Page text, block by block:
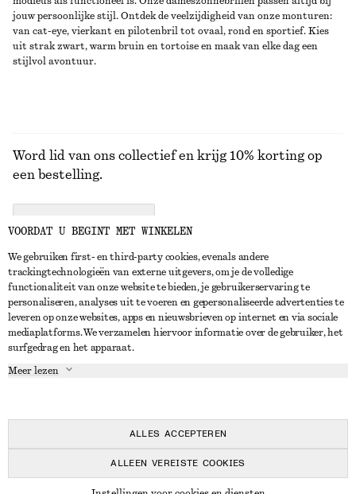
jouw persoonlijke stijl. Ontdek de veelzijdigheid van onze monturen:
van cat-eye, vierkant en pilotenbril tot ovaal, rond en sportief. Kies
uit strak zwart, warm bruin en tortoise en maak van elke dag een
stijlvol avontuur.
NEEM CONTACT OP
Neem contact met ons op
Store locator
Partners
Instagram
KLANTENSERVICE
Maatgids
OVER ONS
In de maak
Word lid van ons collectief en krijg 10% korting op
een bestelling.
© 2026 & OTHER STORIES
VOORDAT U BEGINT MET WINKELEN
We gebruiken first- en third-party cookies, evenals andere
trackingtechnologieën van externe uitgevers, om je de volledige
functionaliteit van onze website te bieden, je gebruikerservaring te
personaliseren, analyses uit te voeren en gepersonaliseerde advertenties te
leveren op onze websites, apps en nieuwsbrieven op internet en via sociale
mediaplatforms. We verzamelen hiervoor informatie over de gebruiker, het
surfgedrag en het apparaat.
Meer lezen
ALLES ACCEPTEREN
ALLEEN VEREISTE COOKIES